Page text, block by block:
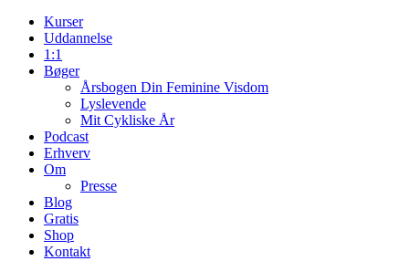
Kurser
Uddannelse
1:1
Bøger
Årsbogen Din Feminine Visdom
Lyslevende
Mit Cykliske År
Podcast
Erhverv
Om
Presse
Blog
Gratis
Shop
Kontakt